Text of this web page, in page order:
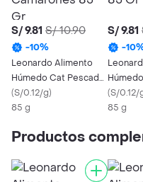
S/ 9.81 S/ 10.90
-10%
Leonardo Alimento
Húmedo Cat Pescado
Y Camarones 85 Gr
(S/0.12/g)
85 g
S/ 9.81
-10
Catnip
(S/0.12/
85 g
Productos